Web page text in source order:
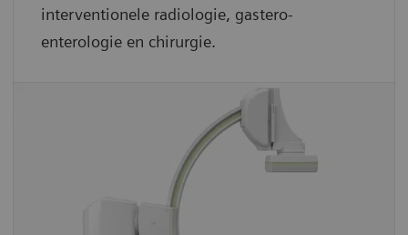
interventionele radiologie, gastero-
enterologie en chirurgie.